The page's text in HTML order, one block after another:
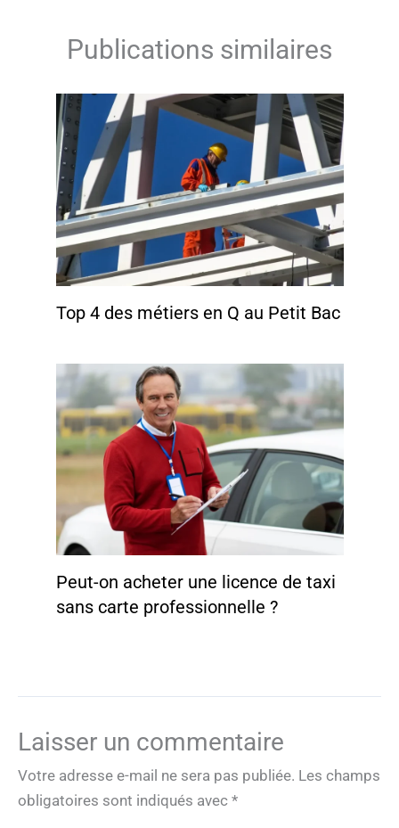
Publications similaires
Top 4 des métiers en Q au Petit Bac
Peut-on acheter une licence de taxi
sans carte professionnelle ?
Laisser un commentaire
Votre adresse e-mail ne sera pas publiée. Les champs
obligatoires sont indiqués avec *